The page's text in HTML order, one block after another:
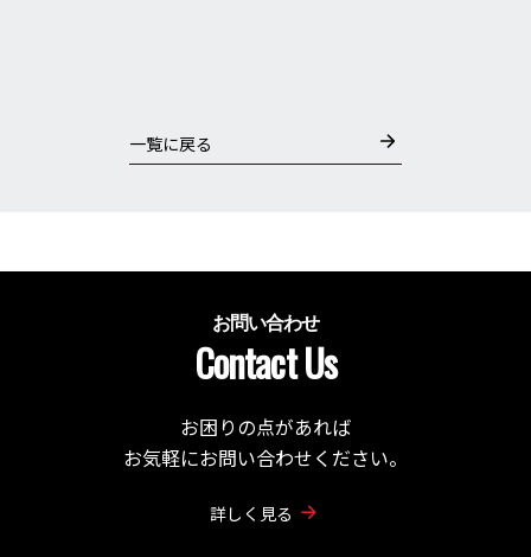
一覧に戻る
お問い合わせ
Contact Us
お困りの点があれば
お気軽にお問い合わせください。
詳しく見る